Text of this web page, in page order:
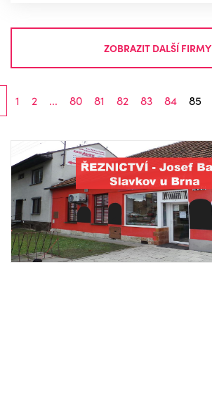
ZOBRAZIT DALŠÍ FIRMY
1 2 ... 80 81 82 83 84 85